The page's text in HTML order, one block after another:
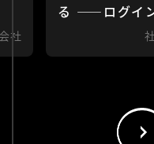
社
る ——ログイ